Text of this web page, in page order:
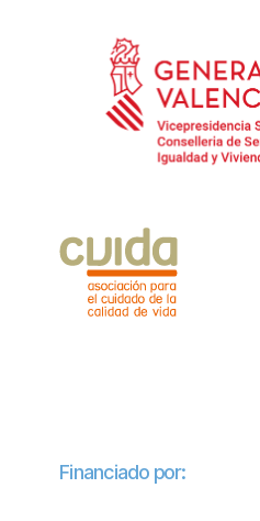
Financiado por: